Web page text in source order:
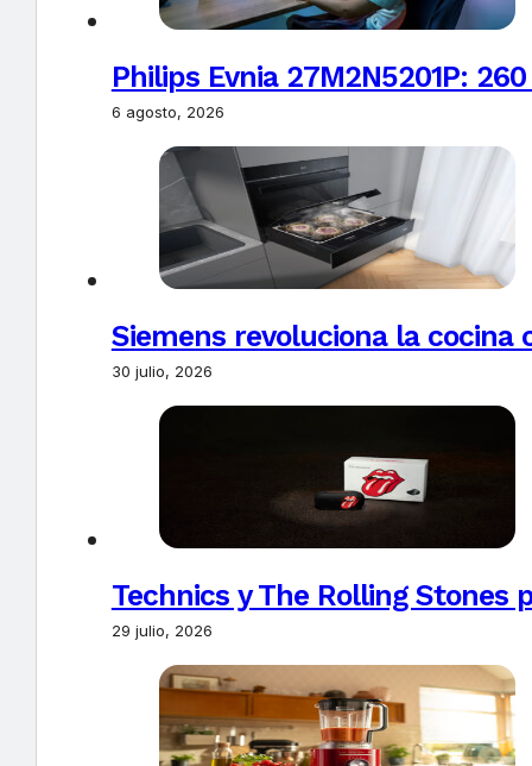
Philips Evnia 27M2N5201P:
6 agosto, 2026
Siemens revoluciona la
30 julio, 2026
Technics y The Rolling Stones
29 julio, 2026